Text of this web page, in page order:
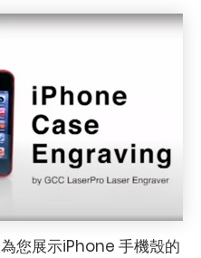
您展示iPhone 手機殼的